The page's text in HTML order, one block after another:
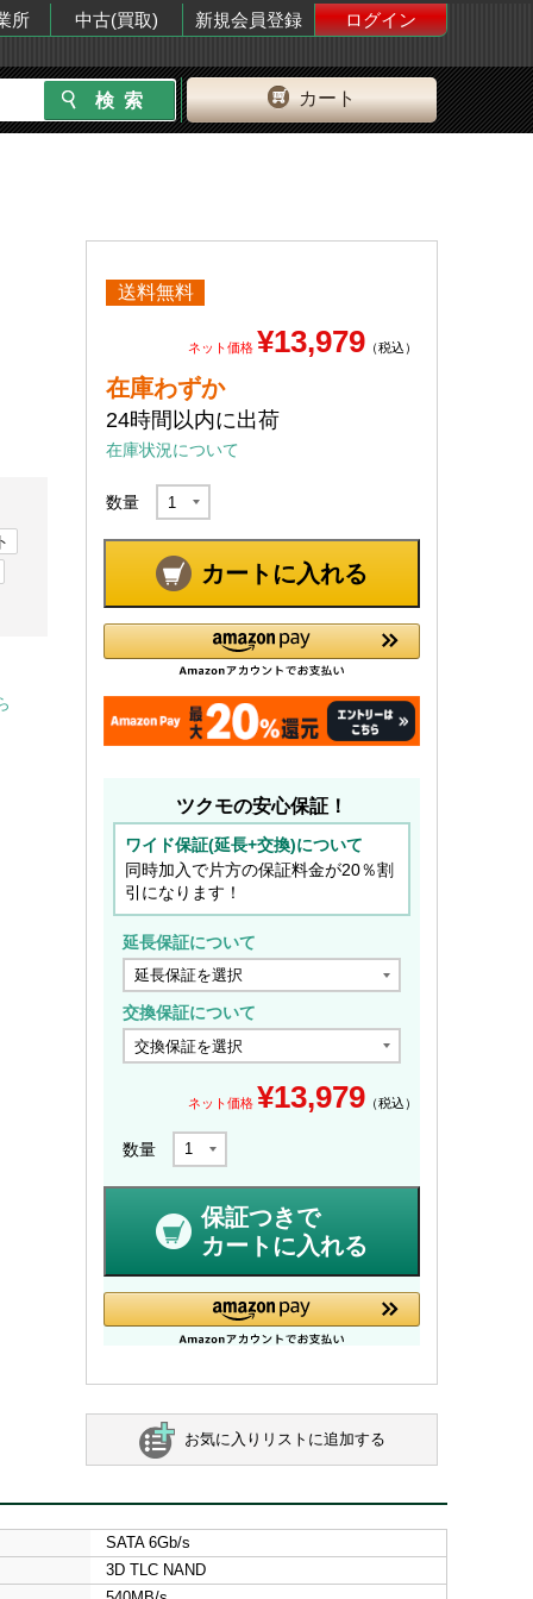
所 中古(買取) 新規会員登録 ログイン
カート
送料無料
ネット価格 ¥13,979 （税込）
在庫わずか
24時間以内に出荷
在庫状況について
数量
カートに入れる
ツクモの安心保証！
ワイド保証(延長+交換)について
同時加入で片方の保証料金が20％割
引になります！
延長保証について
交換保証について
ネット価格 ¥13,979 （税込）
数量
保証つきで
カートに入れる
お気に入りリストに追加する
SATA 6Gb/s
3D TLC NAND